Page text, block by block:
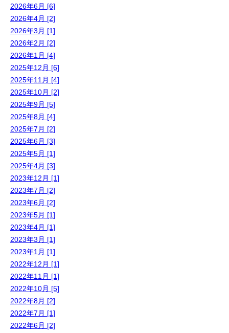
2026年6月 [6]
2026年4月 [2]
2026年3月 [1]
2026年2月 [2]
2026年1月 [4]
2025年12月 [6]
2025年11月 [4]
2025年10月 [2]
2025年9月 [5]
2025年8月 [4]
2025年7月 [2]
2025年6月 [3]
2025年5月 [1]
2025年4月 [3]
2023年12月 [1]
2023年7月 [2]
2023年6月 [2]
2023年5月 [1]
2023年4月 [1]
2023年3月 [1]
2023年1月 [1]
2022年12月 [1]
2022年11月 [1]
2022年10月 [5]
2022年8月 [2]
2022年7月 [1]
2022年6月 [2]